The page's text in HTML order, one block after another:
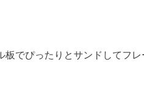
でぴったりとサンドしてフ